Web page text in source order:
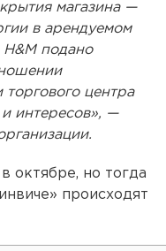
магазина —
в арендуемом
подано
центра
интересов», —
октябре, но тогда
происходят